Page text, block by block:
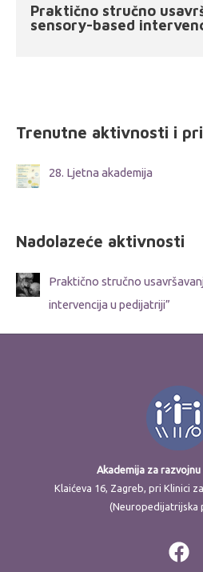
Praktično stručno
sensory-based
Trenutne aktivnosti i
28. Ljetna akademija
Nadolazeće aktivnosti
Praktično stručno
intervencija u pedijatriji”
Akademija za
Klaićeva 16, Zagreb, pri Klinici
(Neuropedijatrijska